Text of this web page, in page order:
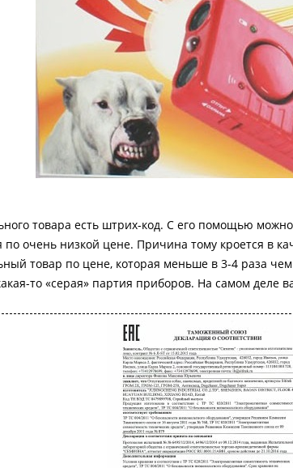
товара есть штрих-код. С его помощью
по очень низкой цене. Причина тому кроется в
товар по цене, которая меньше в 3-4 раза
то «серая» партия приборов. На самом деле